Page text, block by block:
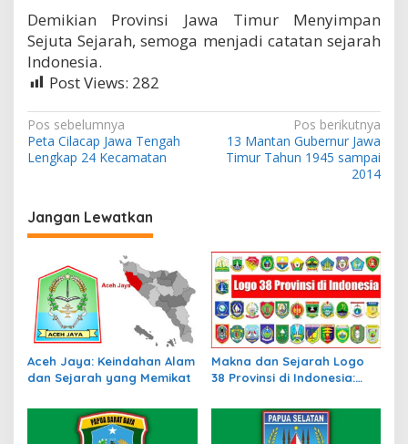
Demikian Provinsi Jawa Timur Menyimpan
Sejuta Sejarah, semoga menjadi catatan sejarah
Indonesia.
Post Views: 282
N
a
i
g
s
p
o
s
Pos sebelumnya
Peta Cilacap Jawa Tengah
Lengkap 24 Kecamatan
Pos berikutnya
13 Mantan Gubernur Jawa
Timur Tahun 1945 sampai
2014
Jangan Lewatkan
Aceh Jaya: Keindahan Alam
dan Sejarah yang Memikat
Makna dan Sejarah Logo
38 Provinsi di Indonesia: